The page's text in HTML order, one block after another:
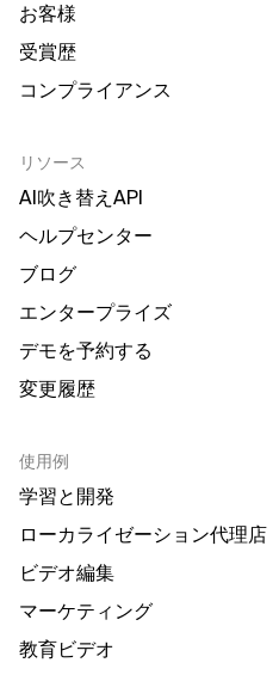
お客様
受賞歴
コンプライアンス
リソース
AI吹き替えAPI
ヘルプセンター
ブログ
エンタープライズ
デモを予約する
変更履歴
使用例
学習と開発
ローカライゼーション代理店
ビデオ編集
マーケティング
教育ビデオ